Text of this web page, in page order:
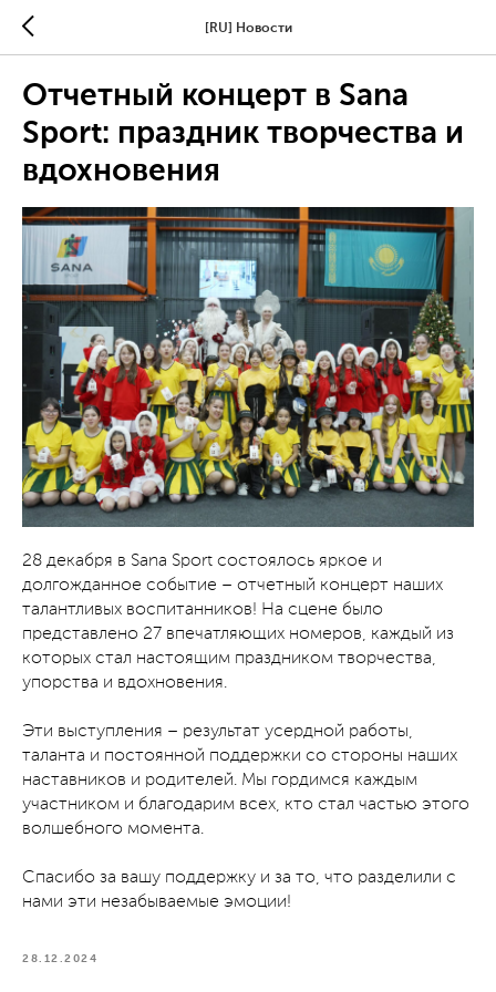
[RU] Новости
Отчетный концерт в Sana
Sport: праздник творчества и
вдохновения
28 декабря в Sana Sport состоялось яркое и
долгожданное событие – отчетный концерт наших
талантливых воспитанников! На сцене было
представлено 27 впечатляющих номеров, каждый из
которых стал настоящим праздником творчества,
упорства и вдохновения.
Эти выступления – результат усердной работы,
таланта и постоянной поддержки со стороны наших
наставников и родителей. Мы гордимся каждым
участником и благодарим всех, кто стал частью этого
волшебного момента.
Спасибо за вашу поддержку и за то, что разделили с
нами эти незабываемые эмоции!
28.12.2024